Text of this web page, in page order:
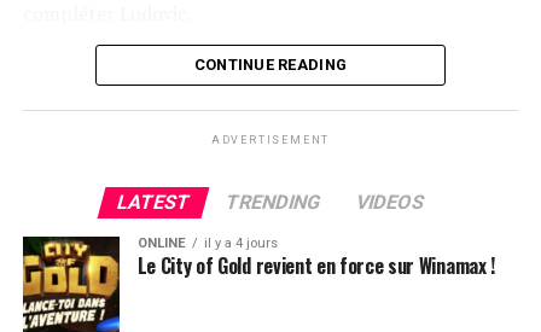
Flop QJ4. All-in de Ludovic et insta call de Logghe, avec
peine une BB, qu’il perdra le coup suivant contre le
même adversaire.
Ludovic Soleau sort donc à la troisième place, pour un
joli gain de 15720€ !
CONTINUE READING
ADVERTISEMENT
LATEST TRENDING VIDEOS
ONLINE il y a 4 jours
Le City of Gold revient en force sur Winamax !